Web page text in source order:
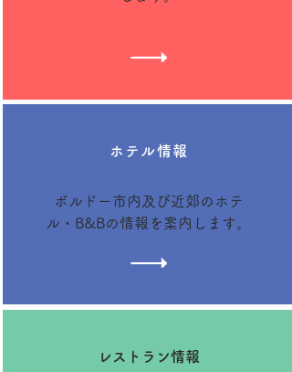
ホテル情報
ボルドー市内及び近郊のホテ
ル・B&Bの情報を案内します。
​レストラン情報